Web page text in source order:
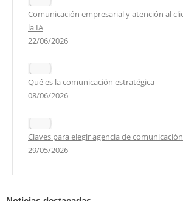
Comunicación empresarial y atención al
la IA
22/06/2026
Qué es la comunicación estratégica
08/06/2026
Claves para elegir agencia de
29/05/2026